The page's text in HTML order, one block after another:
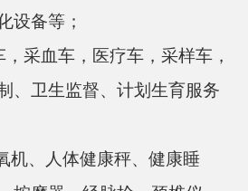
设备等；
，采血车，医疗车，采样车，
、卫生监督、计划生育服务
机、人体健康秤、健康睡